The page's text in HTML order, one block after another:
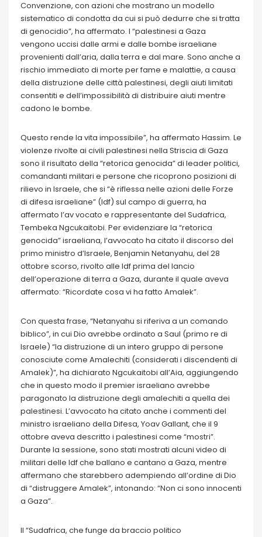
Convenzione, con azioni che mostrano un modello
sistematico di condotta da cui si può dedurre che si tratta
di genocidio”, ha affermato. I “palestinesi a Gaza
vengono uccisi dalle armi e dalle bombe israeliane
provenienti dall’aria, dalla terra e dal mare. Sono anche a
rischio immediato di morte per fame e malattie, a causa
della distruzione delle città palestinesi, degli aiuti limitati
consentiti e dell’impossibilità di distribuire aiuti mentre
cadono le bombe.
Questo rende la vita impossibile”, ha affermato Hassim. Le
violenze rivolte ai civili palestinesi nella Striscia di Gaza
sono il risultato della “retorica genocida” di leader politici,
comandanti militari e persone che ricoprono posizioni di
rilievo in Israele, che si “è riflessa nelle azioni delle Forze
di difesa israeliane” (Idf) sul campo di guerra, ha
affermato l’av vocato e rappresentante del Sudafrica,
Tembeka Ngcukaitobi. Per evidenziare la “retorica
genocida” israeliana, l’avvocato ha citato il discorso del
primo ministro d’Israele, Benjamin Netanyahu, del 28
ottobre scorso, rivolto alle Idf prima del lancio
dell’operazione di terra a Gaza, durante il quale aveva
affermato: “Ricordate cosa vi ha fatto Amalek”.
Con questa frase, “Netanyahu si riferiva a un comando
biblico”, in cui Dio avrebbe ordinato a Saul (primo re di
Israele) “la distruzione di un intero gruppo di persone
conosciute come Amalechiti (considerati i discendenti di
Amalek)”, ha dichiarato Ngcukaitobi all’Aia, aggiungendo
che in questo modo il premier israeliano avrebbe
paragonato la distruzione degli amalechiti a quella dei
palestinesi. L’avvocato ha citato anche i commenti del
ministro israeliano della Difesa, Yoav Gallant, che il 9
ottobre aveva descritto i palestinesi come “mostri”.
Durante la sessione, sono stati mostrati alcuni video di
militari delle Idf che ballano e cantano a Gaza, mentre
affermano che starebbero adempiendo all’ordine di Dio
di “distruggere Amalek”, intonando: “Non ci sono innocenti
a Gaza”.
Il “Sudafrica, che funge da braccio politico